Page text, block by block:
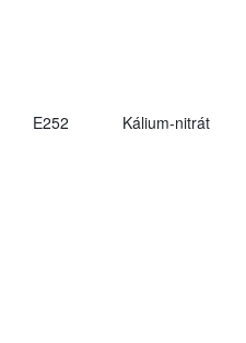
E252 Kálium-nitrát